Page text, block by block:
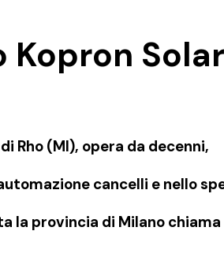
Rho (MI), opera da decenni,
cancelli e nello
la provincia di Milano chiama